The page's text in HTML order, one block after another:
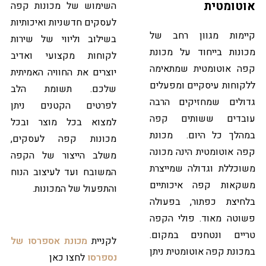
אוטומטית
קיימות מגוון רחב של
מכונות בייחוד על מכונת
קפה אוטומטית שמתאימה
ללקוחות עיסקיים ומפעלים
גדולים שמחזיקים הרבה
עובדים ששותים קפה
במהלך כל היום. מכונת
קפה אוטומטית הינה מכונה
משוכללת וגדולה שמייצרת
משקאות קפה איכותיים
בלחיצת כפתור, בפעולה
פשוטה מאוד. פולי הקפה
טריים ונטחנים במקום.
במכונת קפה אוטומטית ניתן
השימוש של מכונות קפה
לעסקים חדשניות ואיכותיות
בשילוב וליווי של שירות
לקוחות מקצועי ואדיב
יוצרים את החוויה האמיתית
שלכם. תשומת הלב
לפרטים הקטנים ניתן
למצוא בכל מוצר ובכל
מכונות קפה לעסקים,
משלב הייצור של הקפה
המשובח ועד לעיצוב הנוח
והתפעול של המכונות.
לקניית מכונת אספרסו של
נספרסו לחצו כאן